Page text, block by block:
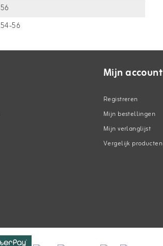
56
54-56
Mijn account
Registreren
Mijn bestellingen
Mijn verlanglijst
Vergelijk producten